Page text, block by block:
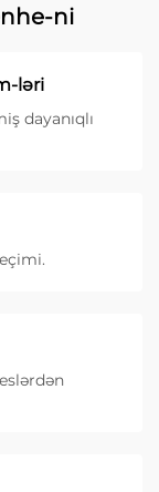
ni
ləri
dayanıqlı